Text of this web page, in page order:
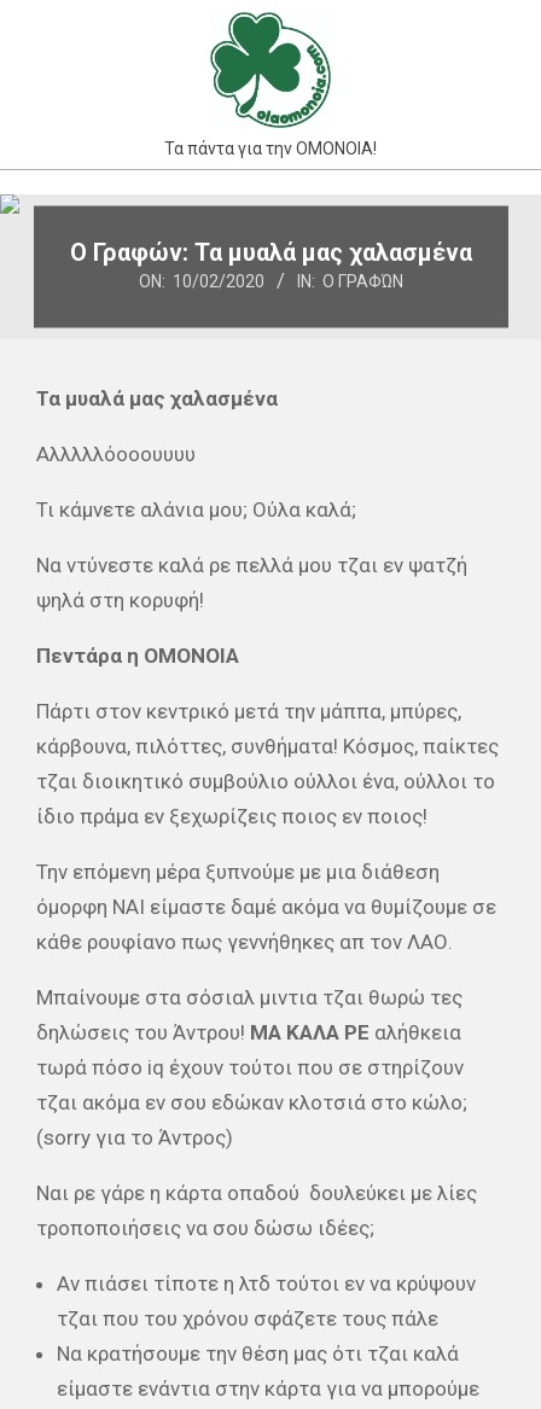
Τα πάντα για την ΟΜΟΝΟΙΑ!
Primary
NavigationΟ Γραφών: Τα μυαλά μας χαλασμένα
ON: 10/02/2020 IN: Ο ΓΡΑΦΏΝ
Τα μυαλά μας χαλασμένα
Αλλλλλόοοουυυυ
Τι κάμνετε αλάνια μου; Ούλα καλά;
Να ντύνεστε καλά ρε πελλά μου τζαι εν ψατζή
ψηλά στη κορυφή!
Πεντάρα η ΟΜΟΝΟΙΑ
Πάρτι στον κεντρικό μετά την μάππα, μπύρες,
κάρβουνα, πιλόττες, συνθήματα! Κόσμος, παίκτες
τζαι διοικητικό συμβούλιο ούλλοι ένα, ούλλοι το
ίδιο πράμα εν ξεχωρίζεις ποιος εν ποιος!
Την επόμενη μέρα ξυπνούμε με μια διάθεση
όμορφη ΝΑΙ είμαστε δαμέ ακόμα να θυμίζουμε σε
κάθε ρουφίανο πως γεννήθηκες απ τον ΛΑΟ.
Μπαίνουμε στα σόσιαλ μιντια τζαι θωρώ τες
δηλώσεις του Άντρου! ΜΑ ΚΑΛΑ ΡΕ αλήθκεια
τωρά πόσο iq έχουν τούτοι που σε στηρίζουν
τζαι ακόμα εν σου εδώκαν κλοτσιά στο κώλο;
(sorry για το Άντρος)
Ναι ρε γάρε η κάρτα οπαδού δουλεύκει με λίες
τροποποιήσεις να σου δώσω ιδέες;
Αν πιάσει τίποτε η λτδ τούτοι εν να κρύψουν
τζαι που του χρόνου σφάζετε τους πάλε
Να κρατήσουμε την θέση μας ότι τζαι καλά
είμαστε ενάντια στην κάρτα για να μπορούμε